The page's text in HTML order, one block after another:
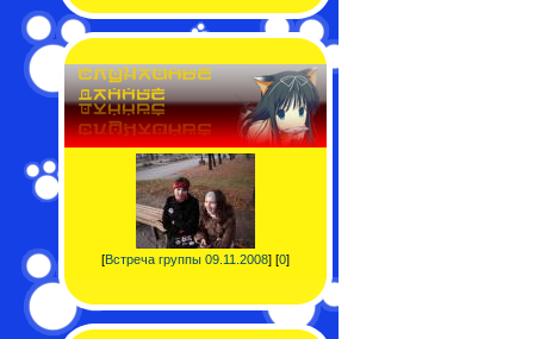
[Встреча группы 09.11.2008] [0]